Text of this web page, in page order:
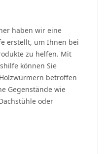
haben wir eine
erstellt, um Ihnen bei
zu helfen. Mit
können Sie
betroffen
Gegenstände wie
oder